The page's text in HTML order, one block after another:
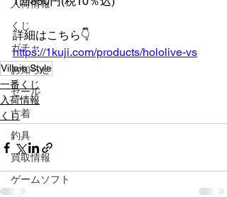
入荷情報
くじ
ガチャ
お知らせ
セール
古着
釣具
買取情報
ゲームソフト
詳細はこちら👇️
https://1kuji.com/products/hololive-vs
Villain Style
一番くじ
入荷情報
くじ